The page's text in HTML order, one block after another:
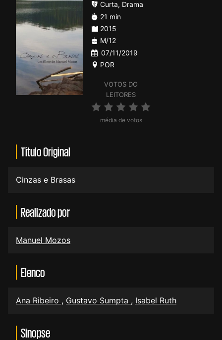
VOTOS DO
LEITORES
média de votos
Curta, Drama
21 min
2015
M/12
07/11/2019
POR
Título Original
Cinzas e Brasas
Realizado por
Manuel Mozos
Elenco
Ana Ribeiro , Gustavo Sumpta , Isabel Ruth
Sinopse